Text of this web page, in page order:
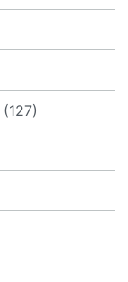
(127)